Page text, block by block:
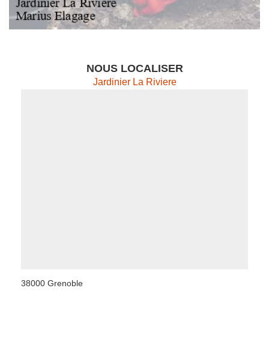
NOUS LOCALISER
Jardinier La Riviere
38000 Grenoble